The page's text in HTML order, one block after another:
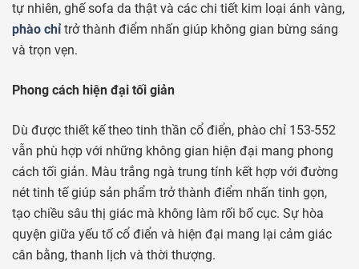
tự nhiên, ghế sofa da thật và các chi tiết kim loại ánh vàng,
phào chỉtrở thành điểm nhấn giúp không gian bừng sáng
và trọn vẹn.
Phong cách hiện đại tối giản
Dù được thiết kế theo tinh thần cổ điển, phào chỉ 153-552
vẫn phù hợp với những không gian hiện đại mang phong
cách tối giản. Màu trắng ngà trung tính kết hợp với đường
nét tinh tế giúp sản phẩm trở thành điểm nhấn tinh gọn,
tạo chiều sâu thị giác mà không làm rối bố cục. Sự hòa
quyện giữa yếu tố cổ điển và hiện đại mang lại cảm giác
cân bằng, thanh lịch và thời thượng.